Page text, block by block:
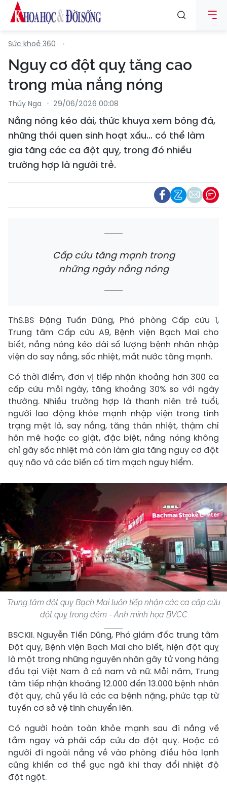
Sức khoẻ 360
Nguy cơ đột quỵ tăng cao
trong mùa nắng nóng
Thúy Nga 29/06/2026 00:08
Nắng nóng kéo dài, thức khuya xem bóng đá,
những thói quen sinh hoạt xấu... có thể làm
gia tăng các ca đột quỵ, trong đó nhiều
trường hợp là người trẻ.
Cấp cứu tăng mạnh trong
những ngày nắng nóng
ThS.BS Đặng Tuấn Dũng, Phó phòng Cấp cứu 1,
Trung tâm Cấp cứu A9, Bệnh viện Bạch Mai cho
biết, nắng nóng kéo dài số lượng bệnh nhân nhập
viện do say nắng, sốc nhiệt, mất nước tăng mạnh.
Có thời điểm, đơn vị tiếp nhận khoảng hơn 300 ca
cấp cứu mỗi ngày, tăng khoảng 30% so với ngày
thường. Nhiều trường hợp là thanh niên trẻ tuổi,
người lao động khỏe mạnh nhập viện trong tình
trạng mệt lả, say nắng, tăng thân nhiệt, thậm chí
hôn mê hoặc co giật, đặc biệt, nắng nóng không
chỉ gây sốc nhiệt mà còn làm gia tăng nguy cơ đột
quỵ não và các biến cố tim mạch nguy hiểm.
Trung tâm đột quỵ Bạch Mai luôn tiếp nhận các ca cấp cứu
đột quỵ trong đêm - Ảnh minh họa BVCC
BSCKII. Nguyễn Tiến Dũng, Phó giám đốc trung tâm
Đột quỵ, Bệnh viện Bạch Mai cho biết, hiện đột quỵ
là một trong những nguyên nhân gây tử vong hàng
đầu tại Việt Nam ở cả nam và nữ. Mỗi năm, Trung
tâm tiếp nhận khoảng 12.000 đến 13.000 bệnh nhân
đột quỵ, chủ yếu là các ca bệnh nặng, phức tạp từ
tuyến cơ sở vệ tinh chuyển lên.
Có người hoàn toàn khỏe mạnh sau đi nắng về
tắm ngay và phải cấp cứu do đột quỵ. Hoặc có
người đi ngoài nắng về vào phòng điều hòa lạnh
cũng khiến cơ thể gục ngã khi thay đổi nhiệt độ
đột ngột.